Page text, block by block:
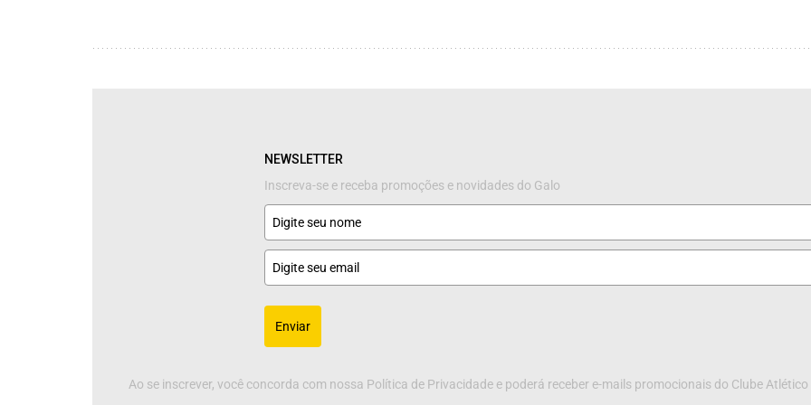
NEWSLETTER
Inscreva-se e receba promoções e novidades do Galo
Enviar
Ao se inscrever, você concorda com nossa Política de Privacidade e poderá receber e-mails promocionais do Clube Atlético